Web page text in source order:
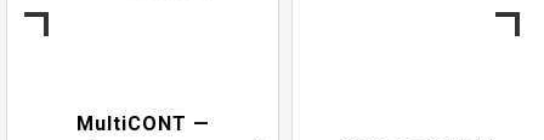
MultiCONT —